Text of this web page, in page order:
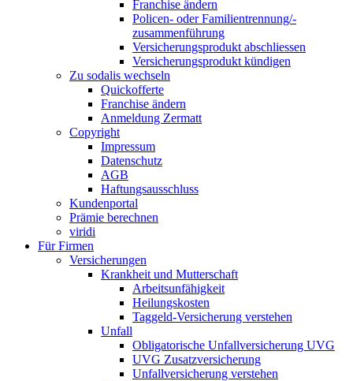
Franchise ändern
Policen- oder Familientrennung/-
zusammenführung
Versicherungsprodukt abschliessen
Versicherungsprodukt kündigen
Zu sodalis wechseln
Quickofferte
Franchise ändern
Anmeldung Zermatt
Copyright
Impressum
Datenschutz
AGB
Haftungsausschluss
Kundenportal
Prämie berechnen
viridi
Für Firmen
Versicherungen
Krankheit und Mutterschaft
Arbeitsunfähigkeit
Heilungskosten
Taggeld-Versicherung verstehen
Unfall
Obligatorische Unfallversicherung UVG
UVG Zusatzversicherung
Unfallversicherung verstehen